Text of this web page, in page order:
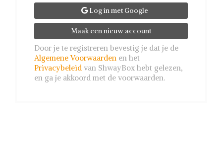
Log in met Google
Maak een nieuw account
Door je te registreren bevestig je dat je de
Algemene Voorwaarden en het
Privacybeleid van ShwayBox hebt gelezen,
en ga je akkoord met de voorwaarden.